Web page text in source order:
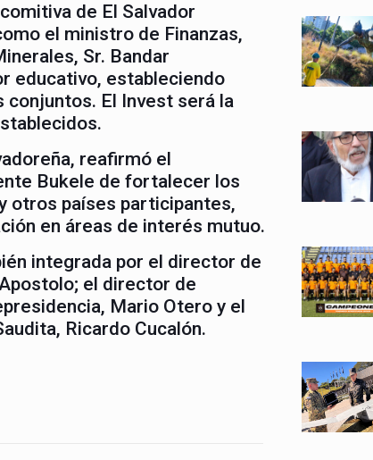
de El Salvador
el ministro de Finanzas,
Sr. Bandar
educativo, estableciendo
El Invest será la
reafirmó el
Bukele de fortalecer los
otros países participantes,
en áreas de interés mutuo.
integrada por el director de
el director de
Mario Otero y el
Ricardo Cucalón.